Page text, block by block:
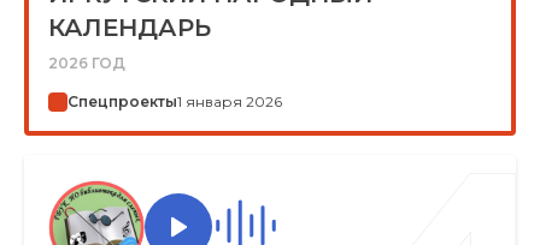
КАЛЕНДАРЬ
2026 ГОД
Спецпроекты1 января 2026